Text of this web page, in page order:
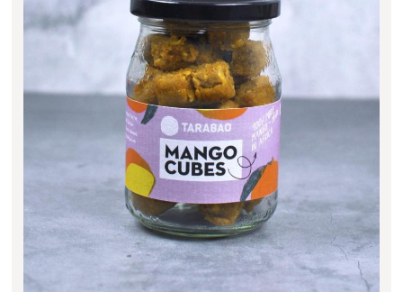
Hofladen Hoffelner Detail
Kuglbauer - Familie Bischof Detail
La Toscana Anita Wolf e.U. Detail
Söllradls Naturkostladen Detail
Stiftsgärtnerei Detail
Weinkellerei Stift
Kremsmünster
Detail
Wildkraut Detail
KATEGORIE